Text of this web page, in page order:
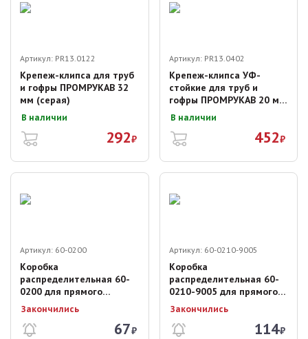
Артикул: PR13.0122
Крепеж-клипса для труб
и гофры ПРОМРУКАВ 32
мм (серая)
В наличии
292₽
Артикул: PR13.0402
Крепеж-клипса УФ-
стойкие для труб и
гофры ПРОМРУКАВ 20 мм
(серая)
В наличии
452₽
Артикул: 60-0200
Коробка
распределительная 60-
0200 для прямого
монтажа 70х70х40 мм
Закончились
67₽
Артикул: 60-0210-9005
Коробка
распределительная 60-
0210-9005 для прямого
монтажа 80х80х40 мм
Закончились
114₽